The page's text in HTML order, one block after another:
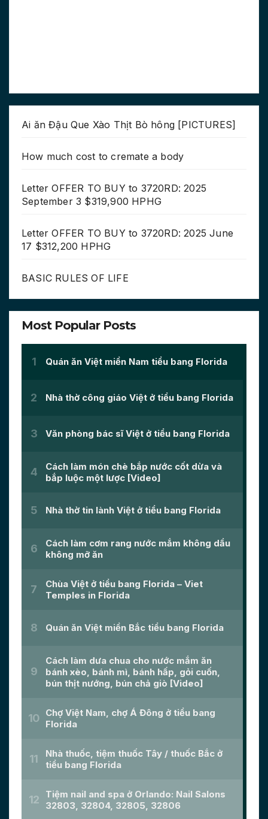
Ai ăn Đậu Que Xào Thịt Bò hông [PICTURES]
How much cost to cremate a body
Letter OFFER TO BUY to 3720RD: 2025
September 3 $319,900 HPHG
Letter OFFER TO BUY to 3720RD: 2025 June
17 $312,200 HPHG
BASIC RULES OF LIFE
Most Popular Posts